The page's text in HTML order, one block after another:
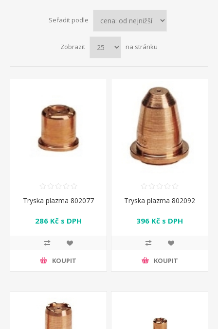
Seřadit podle
Zobrazit na stránku
Tryska plazma 802077
286 Kč s DPH
KOUPIT
Tryska plazma 802092
396 Kč s DPH
KOUPIT